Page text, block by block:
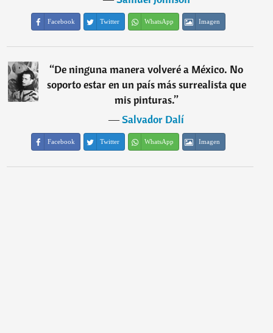
Facebook Twitter WhatsApp Imagen
“De ninguna manera volveré a México. No
soporto estar en un país más surrealista que
mis pinturas.”
―Salvador Dalí
Facebook Twitter WhatsApp Imagen